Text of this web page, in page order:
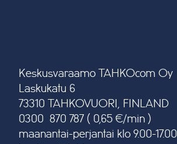
Keskusvaraamo TAHKOcom Oy
Laskukatu 6
73310 TAHKOVUORI, FINLAND
0300 870 787 ( 0,65 €/min )
maanantai-perjantai klo 9.00-17.00